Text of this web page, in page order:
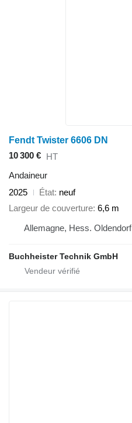
Fendt Twister 6606 DN
10 300 € HT
Andaineur
2025
État neuf
Largeur de couverture 6,6 m
Allemagne, Hess. Oldendorf
Buchheister Technik GmbH